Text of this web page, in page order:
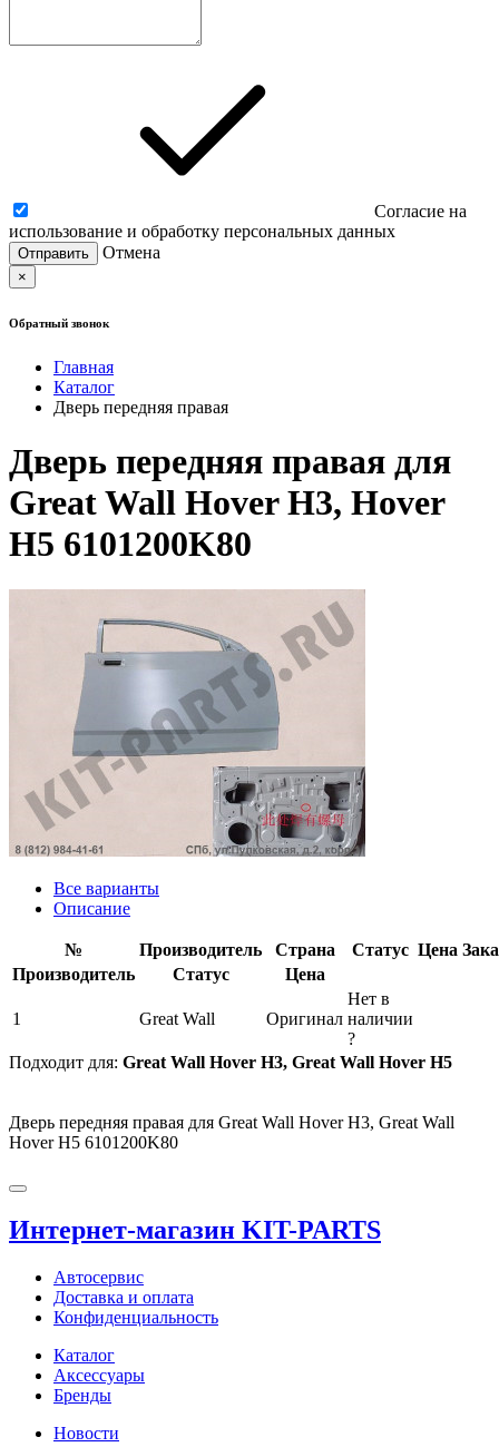
Согласие на
использование и обработку персональных данных
Отмена
×
Обратный звонок
Главная
Каталог
Дверь передняя правая
Дверь передняя правая для
Great Wall Hover H3, Hover
H5 6101200K80
Все варианты
Описание
№ Производитель Страна Статус Цена
Производитель
Статус Цена
1 Great Wall Оригинал
Нет в
наличии
?
Подходит для: Great Wall Hover H3, Great Wall Hover H5
Дверь передняя правая для Great Wall Hover H3, Great Wall
Hover H5 6101200K80
Интернет-магазин KIT-PARTS
Автосервис
Доставка и оплата
Конфиденциальность
Каталог
Аксессуары
Бренды
Новости